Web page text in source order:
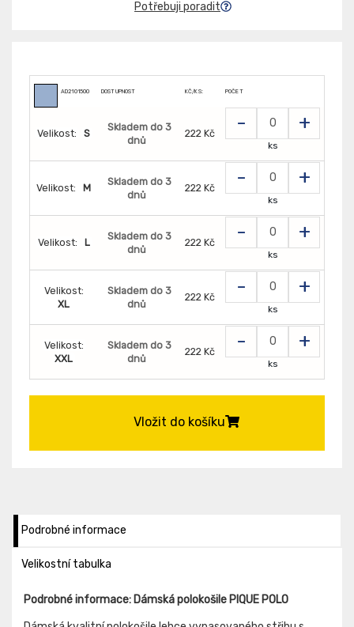
Potřebuji poradit
AD2101500 DOSTUPNOST KČ/KS: POČET
Velikost: S
Skladem do 3
dnů
222 Kč - +
ks
Velikost: M
Skladem do 3
dnů
222 Kč - +
ks
Velikost: L
Skladem do 3
dnů
222 Kč - +
ks
Velikost:
XL
Skladem do 3
dnů
222 Kč - +
ks
Velikost:
XXL
Skladem do 3
dnů
222 Kč - +
ks
Vložit do košíku
Podrobné informace
Velikostní tabulka
Podrobné informace: Dámská polokošile PIQUE POLO